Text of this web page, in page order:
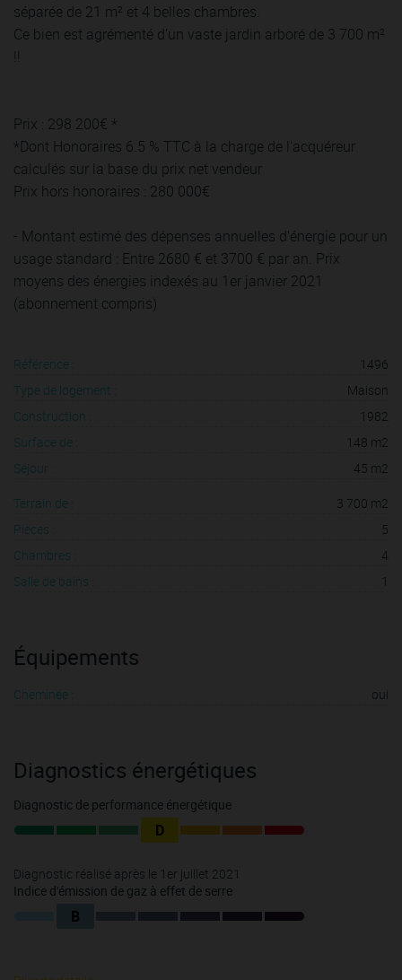
séparée de 21 m² et 4 belles chambres.
Ce bien est agrémenté d'un vaste jardin arboré de 3 700 m²
!!
Prix : 298 200€ *
*Dont Honoraires 6.5 % TTC à la charge de l'acquéreur
calculés sur la base du prix net vendeur
Prix hors honoraires : 280 000€
- Montant estimé des dépenses annuelles d'énergie pour un
usage standard : Entre 2680 € et 3700 € par an. Prix
moyens des énergies indexés au 1er janvier 2021
(abonnement compris)
Référence :
1496
Type de logement :
Maison
Construction :
1982
Surface de :
148 m2
Séjour :
45 m2
Terrain de :
3 700 m2
Pièces :
5
Chambres :
4
Salle de bains :
1
Équipements
Cheminée : oui
Diagnostics énergétiques
Diagnostic de performance énergétique
D
Diagnostic réalisé après le 1er juillet 2021
Indice d'émission de gaz à effet de serre
B